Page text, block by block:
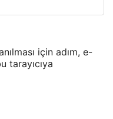
için adım, e-
tarayıcıya